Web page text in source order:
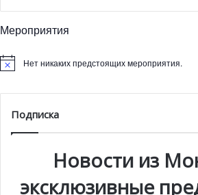
Мероприятия
Нет никаких предстоящих мероприятия.
Подписка
Новости из
эксклюзивные